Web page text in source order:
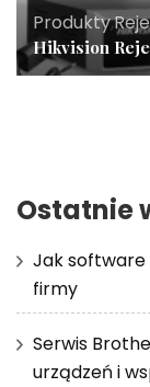
Produkty,
Hikvision
Ostatnie
Jak software
firmy
Serwis
urządzeń i